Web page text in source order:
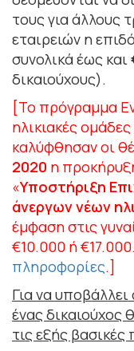
τους για άλλους
εταιρειών η
συνολικά έως και
δικαιούχους).
[Το πρόγραμμα
ηλικιακές
καλύφθησαν οι
2020 η
«Υποστήριξη
άνεργων νέων
έμφαση στις
€10.000 ή €17.000.
πληροφορίες.]
Για να
ένας δικαιούχος
τις εξής